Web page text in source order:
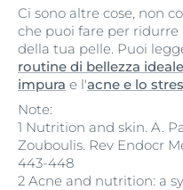
Ci sono altre cose, non
che puoi fare per
della tua pelle. Puoi
routine di bellezza
impura e l'acne e lo
Note:
1 Nutrition and skin. A.
Zouboulis. Rev Endocr
443-448
2 Acne and nutrition: a